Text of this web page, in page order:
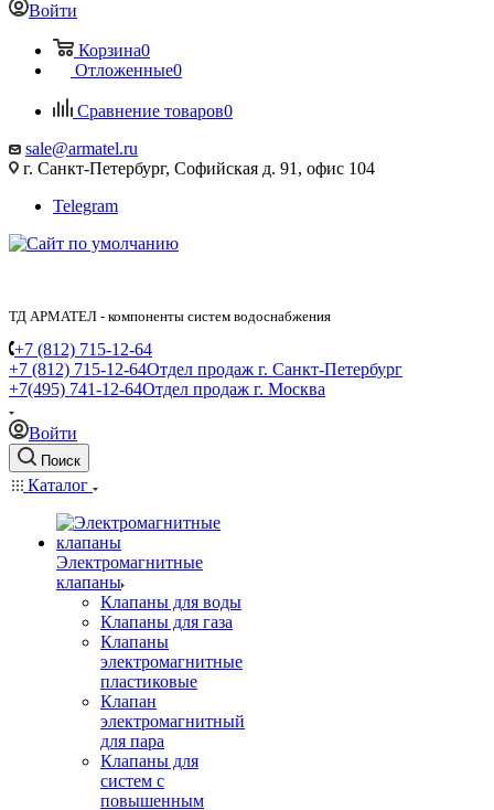
Войти
Корзина0
Отложенные0
Сравнение товаров0
sale@armatel.ru
г. Санкт-Петербург, Софийская д. 91, офис 104
Telegram
ТД АРМАТЕЛ - компоненты систем водоснабжения
+7 (812) 715-12-64
+7 (812) 715-12-64Отдел продаж г. Санкт-Петербург
+7(495) 741-12-64Отдел продаж г. Москва
Войти
Поиск
Каталог
Электромагнитные
клапаны
Клапаны для воды
Клапаны для газа
Клапаны
электромагнитные
пластиковые
Клапан
электромагнитный
для пара
Клапаны для
систем с
повышенным